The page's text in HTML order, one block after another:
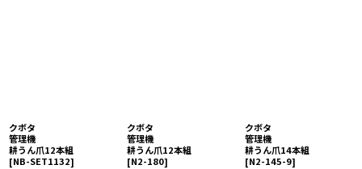
クボタ
管理機
耕うん爪12本組
[NB-SET1132]
クボタ
管理機
耕うん爪12本組
[N2-180]
クボタ
管理機
耕うん爪14本組
[N2-145-9]